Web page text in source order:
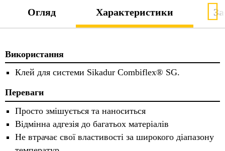
Огляд Характеристики
Використання
Клей для системи Sikadur Combiflex® SG.
Переваги
Просто змішується та наноситься
Відмінна адгезія до багатьох матеріалів
Не втрачає свої властивості за широкого діапазону